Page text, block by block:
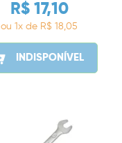
R$ 17,10
ou 1x de R$ 18,05
INDISPONÍVEL